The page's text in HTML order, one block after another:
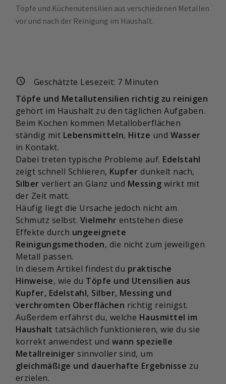
Töpfe und Küchenutensilien aus verschiedenen Metallen
vor und nach der Reinigung im Haushalt.
Geschätzte Lesezeit: 7 Minuten
Töpfe und Metallutensilien richtig zu reinigen
gehört im Haushalt zu den täglichen Aufgaben.
Beim Kochen kommen Metalloberflächen
ständig mit Lebensmitteln, Hitze und Wasser
in Kontakt.
Dabei treten typische Probleme auf. Edelstahl
zeigt schnell Schlieren, Kupfer dunkelt nach,
Silber verliert an Glanz und Messing wirkt mit
der Zeit matt.
Häufig liegt die Ursache jedoch nicht am
Schmutz selbst. Vielmehr entstehen diese
Effekte durch ungeeignete
Reinigungsmethoden, die nicht zum jeweiligen
Metall passen.
In diesem Artikel findest du praktische
Hinweise, wie du Töpfe und Utensilien aus
Kupfer, Edelstahl, Silber, Messing und
verchromten Oberflächen richtig reinigst.
Außerdem erfährst du, welche Hausmittel im
Haushalt tatsächlich funktionieren, wie du sie
korrekt anwendest und wann spezielle
Metallreiniger sinnvoller sind, um
gleichmäßige und dauerhafte Ergebnisse zu
erzielen.